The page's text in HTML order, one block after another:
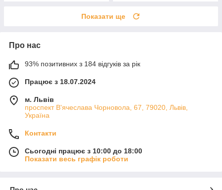
Показати ще
Про нас
93% позитивних з 184 відгуків за рік
Працює з 18.07.2024
м. Львів
проспект В'ячеслава Чорновола, 67, 79020, Львів,
Україна
Контакти
Сьогодні працює з 10:00 до 18:00
Показати весь графік роботи